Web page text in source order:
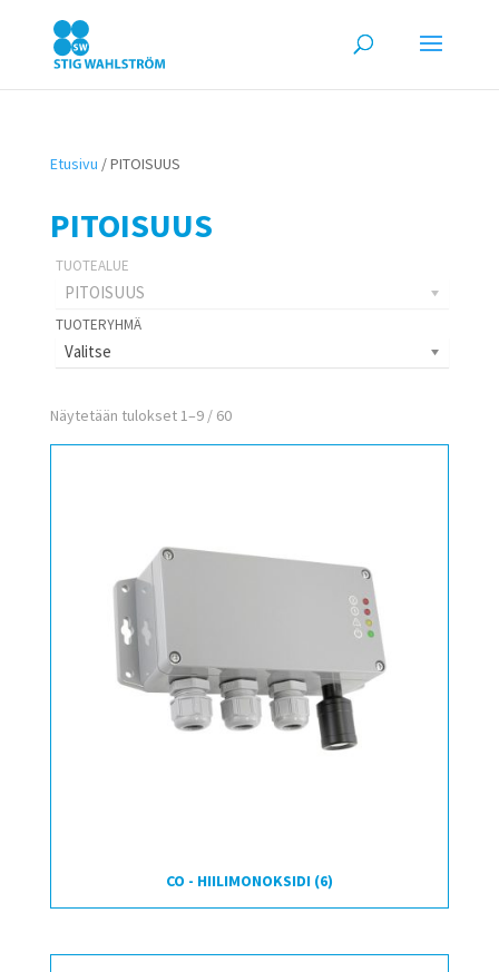
Etusivu / PITOISUUS
PITOISUUS
PITOISUUS
Valitse
Näytetään tulokset 1–9 / 60
CO - HIILIMONOKSIDI (6)